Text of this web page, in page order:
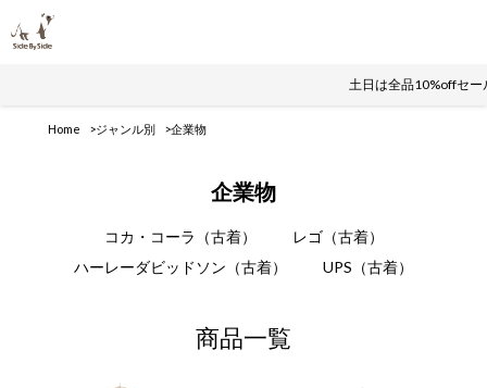
土日は全品10%offセ
Home ジャンル別 企業物
企業物
コカ・コーラ（古着）
レゴ（古着）
ハーレーダビッドソン（古着）
UPS（古着）
商品一覧